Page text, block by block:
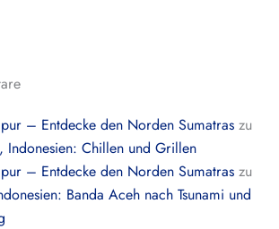
– Entdecke den Norden Sumatras zu
Indonesien: Chillen und Grillen
– Entdecke den Norden Sumatras zu
Banda Aceh nach Tsunami und